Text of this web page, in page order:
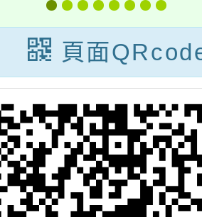
實作暨
/進階班
計畫
型態
個人
構申
單、
規定
頁面